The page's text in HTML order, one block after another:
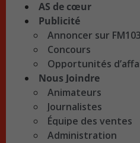
AS de cœur
Publicité
Annoncer sur
Concours
Opportunités
Nous Joindre
Animateurs
Journalistes
Équipe des ventes
Administration